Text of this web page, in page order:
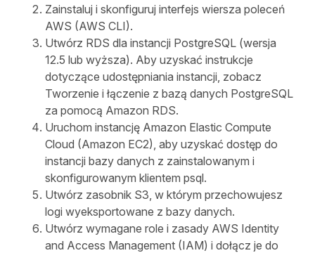
Zainstaluj i skonfiguruj interfejs wiersza poleceń
AWS (AWS CLI).
Utwórz RDS dla instancji PostgreSQL (wersja
12.5 lub wyższa). Aby uzyskać instrukcje
dotyczące udostępniania instancji, zobacz
Tworzenie i łączenie z bazą danych PostgreSQL
za pomocą Amazon RDS.
Uruchom instancję Amazon Elastic Compute
Cloud (Amazon EC2), aby uzyskać dostęp do
instancji bazy danych z zainstalowanym i
skonfigurowanym klientem psql.
Utwórz zasobnik S3, w którym przechowujesz
logi wyeksportowane z bazy danych.
Utwórz wymagane role i zasady AWS Identity
and Access Management (IAM) i dołącz je do